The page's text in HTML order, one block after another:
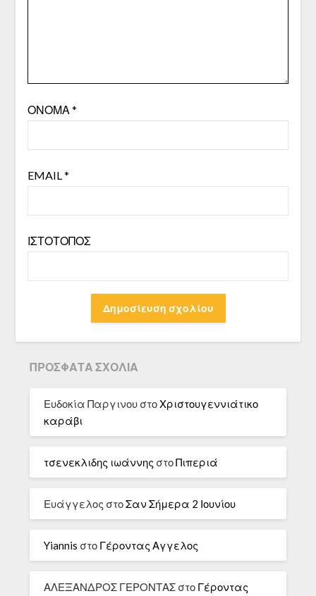
ΌΝΟΜΑ *
EMAIL*
ΙΣΤΌΤΟΠΟΣ
ΠΡΌΣΦΑΤΑ ΣΧΌΛΙΑ
Ευδοκία Παργινου στοΧριστουγεννιάτικο
καράβι
τσενεκλιδης ιωάννης στοΠιπεριά
Ευάγγελος στοΣαν Σήμερα 2 Ιουνίου
Yiannis στο Γέροντας Αγγελος
ΑΛΕΞΑΝΔΡΟΣ ΓΕΡΟΝΤΑΣ στο Γέροντας